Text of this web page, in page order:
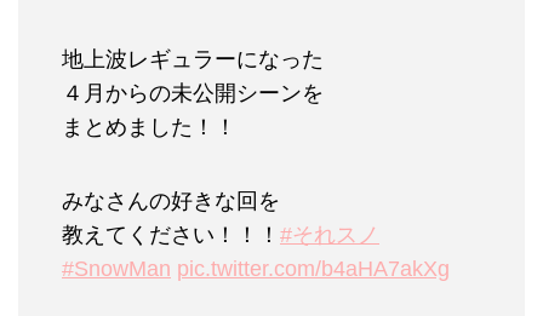
地上波レギュラーになった
４月からの未公開シーンを
まとめました！！
みなさんの好きな回を
教えてください！！！ #それスノ
#SnowMan pic.twitter.com/b4aHA7akXg